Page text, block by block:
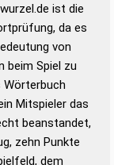
zu
um die
Spiel zu
in 12 Bänden
ist die
da es
von
beim Spiel zu
Wörterbuch
Mitspieler das
beanstandet,
zehn Punkte
dem